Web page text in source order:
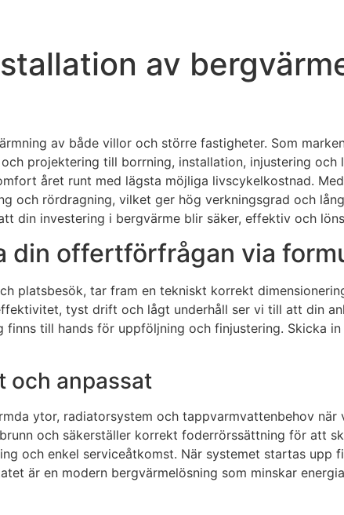
av
av både villor och större fastigheter. Som
projektering till borrning, installation, injustering och
året runt med lägsta möjliga livscykelkostnad.
och rördragning, vilket ger hög verkningsgrad och
din investering i bergvärme blir säker, effektiv och
din offertförfrågan via
platsbesök, tar fram en tekniskt korrekt
tyst drift och lågt underhåll ser vi till att din
till hands för uppföljning och finjustering. Skicka
och anpassat
ytor, radiatorsystem och tappvarmvattenbehov när
och säkerställer korrekt foderrörssättning för att
och enkel serviceåtkomst. När systemet startas upp
är en modern bergvärmelösning som minskar